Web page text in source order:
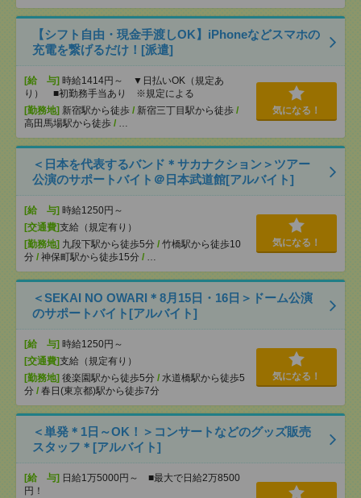
【シフト自由・現金手渡しOK】iPhoneなどスマホの
充電を繋げるだけ！[派遣]
[給 与] 時給1414円～ ▼日払いOK（規定あ
り） ■初勤務手当あり ※規定による
[勤務地] 新宿駅から徒歩 / 新宿三丁目駅から徒歩 /
高田馬場駅から徒歩 / …
気になる！
＜日本を代表するバンド＊サカナクション＞ツアー
公演のサポートバイト＠日本武道館[アルバイト]
[給 与] 時給1250円～
[交通費]支給（規定有り）
[勤務地] 九段下駅から徒歩5分 / 竹橋駅から徒歩10
分 / 神保町駅から徒歩15分 / …
気になる！
＜SEKAI NO OWARI＊8月15日・16日＞ドーム公演
のサポートバイト[アルバイト]
[給 与] 時給1250円～
[交通費]支給（規定有り）
[勤務地] 後楽園駅から徒歩5分 / 水道橋駅から徒歩5
分 / 春日(東京都)駅から徒歩7分
気になる！
＜単発＊1日～OK！＞コンサートなどのグッズ販売
スタッフ＊[アルバイト]
[給 与] 日給1万5000円～ ■最大で日給2万8500
円！